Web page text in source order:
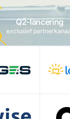
Q2-lancering
exclusief